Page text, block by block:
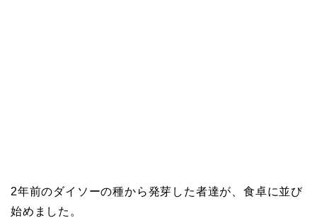
2年前のダイソーの種から発芽した者達が、食卓に並び
始めました。